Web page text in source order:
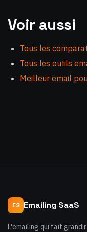
Voir aussi
Tous les
Tous les outils
Meilleur email
ES Emailing SaaS
L'emailing qui fait